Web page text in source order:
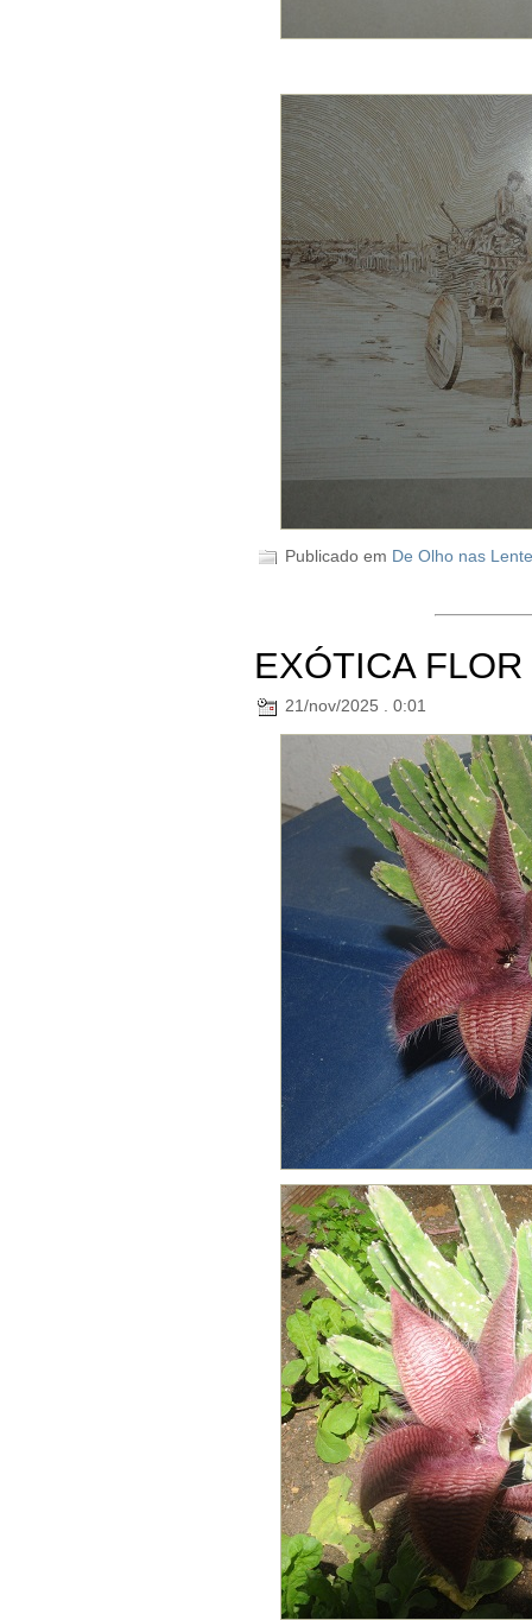
Publicado em De Olho nas
EXÓTICA FLOR
21/nov/2025 . 0:01